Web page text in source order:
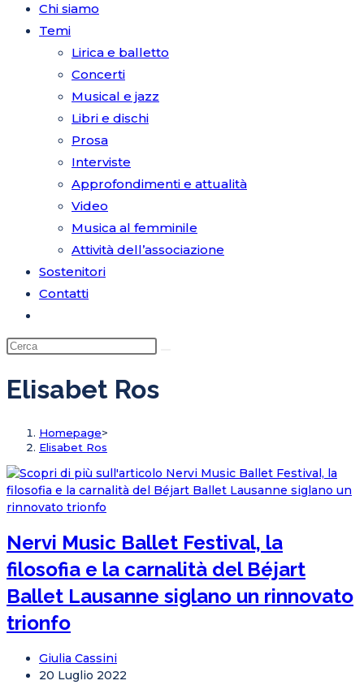
Chi siamo
Temi
Lirica e balletto
Concerti
Musical e jazz
Libri e dischi
Prosa
Interviste
Approfondimenti e attualità
Video
Musica al femminile
Attività dell’associazione
Sostenitori
Contatti
Elisabet Ros
Homepage>
Elisabet Ros
Nervi Music Ballet Festival, la
filosofia e la carnalità del Béjart
Ballet Lausanne siglano un rinnovato
trionfo
Giulia Cassini
20 Luglio 2022